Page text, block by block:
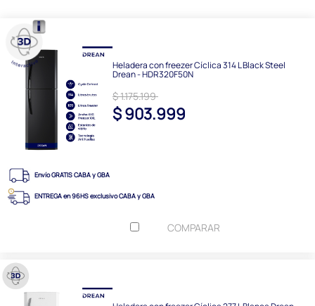
Heladera con freezer Cíclica 314 L Black Steel
Drean - HDR320F50N
$ 1.175.199
$ 903.999
Envío GRATIS CABA y GBA
ENTREGA en 96HS exclusivo CABA y GBA
COMPARAR